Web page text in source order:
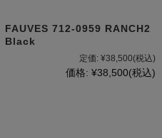
FAUVES 712-0959 RANCH2
Black
定価: ¥38,500(税込)
価格: ¥38,500(税込)